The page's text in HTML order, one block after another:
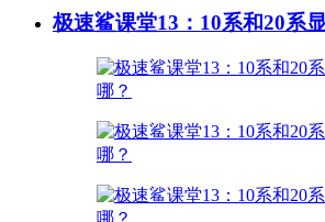
极速鲨课堂13：10系和20系